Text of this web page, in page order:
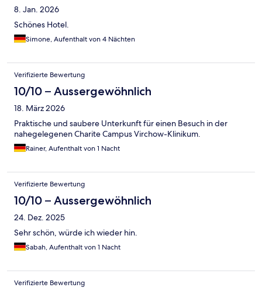
8. Jan. 2026
Schönes Hotel.
Simone, Aufenthalt von 4 Nächten
Verifizierte Bewertung
10/10 – Aussergewöhnlich
18. März 2026
Praktische und saubere Unterkunft für einen Besuch in der
nahegelegenen Charite Campus Virchow-Klinikum.
Rainer, Aufenthalt von 1 Nacht
Verifizierte Bewertung
10/10 – Aussergewöhnlich
24. Dez. 2025
Sehr schön, würde ich wieder hin.
Sabah, Aufenthalt von 1 Nacht
Verifizierte Bewertung